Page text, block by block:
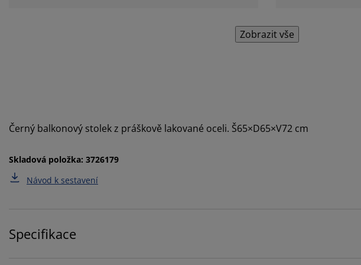
Zobrazit vše
Černý balkonový stolek z práškově lakované oceli. Š65×D65×V72 cm
Skladová položka: 3726179
Návod k sestavení
Specifikace